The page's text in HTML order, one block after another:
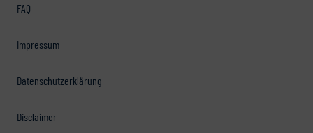
FAQ
Impressum
Datenschutzerklärung
Disclaimer